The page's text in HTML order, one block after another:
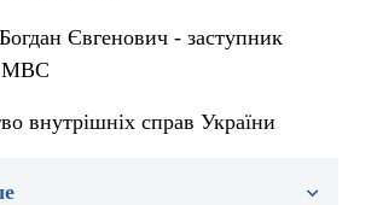
Євгенович - заступник
МВС
внутрішніх справ України